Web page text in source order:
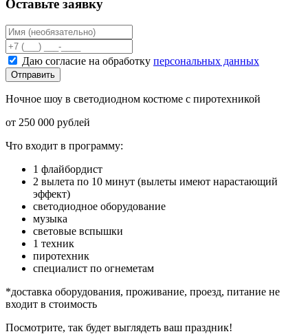
Оставьте заявку
Даю согласие на обработку персональных данных
Отправить
Ночное шоу в светодиодном костюме с пиротехникой
от 250 000 рублей
Что входит в программу:
1 флайбордист
2 вылета по 10 минут (вылеты имеют нарастающий
эффект)
светодиодное оборудование
музыка
световые вспышки
1 техник
пиротехник
специалист по огнеметам
*доставка оборудования, проживание, проезд, питание не
входит в стоимость
Посмотрите, так будет выглядеть ваш праздник!